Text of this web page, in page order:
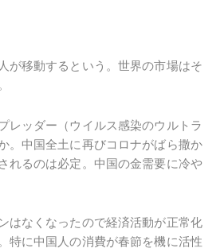
が移動するという。世界の市場はそ
レッダー（ウイルス感染のウルトラ
。中国全土に再びコロナがばら撒か
れるのは必定。中国の金需要に冷や
はなくなったので経済活動が正常化
特に中国人の消費が春節を機に活性